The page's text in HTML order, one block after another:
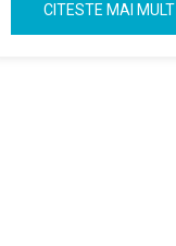
CITESTE MAI MULT